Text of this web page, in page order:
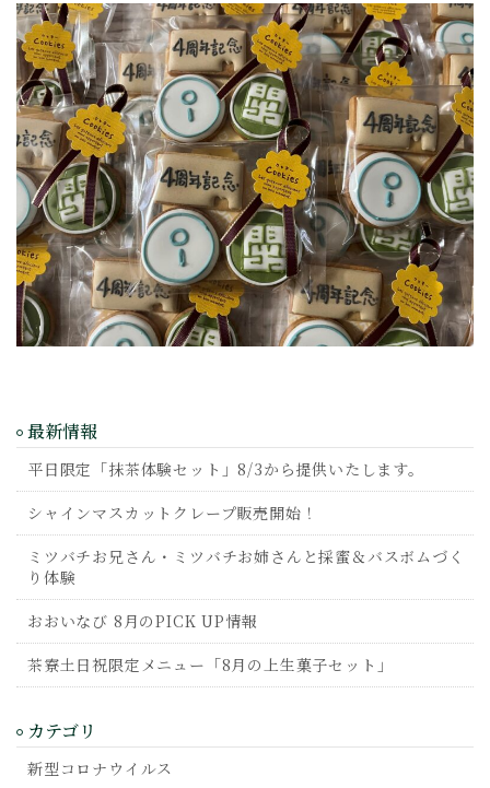
最新情報
平日限定「抹茶体験セット」8/3から提供いたします。
シャインマスカットクレープ販売開始！
ミツバチお兄さん・ミツバチお姉さんと採蜜＆バスボムづく
り体験
おおいなび 8月のPICK UP情報
茶寮土日祝限定メニュー「8月の上生菓子セット」
カテゴリ
新型コロナウイルス